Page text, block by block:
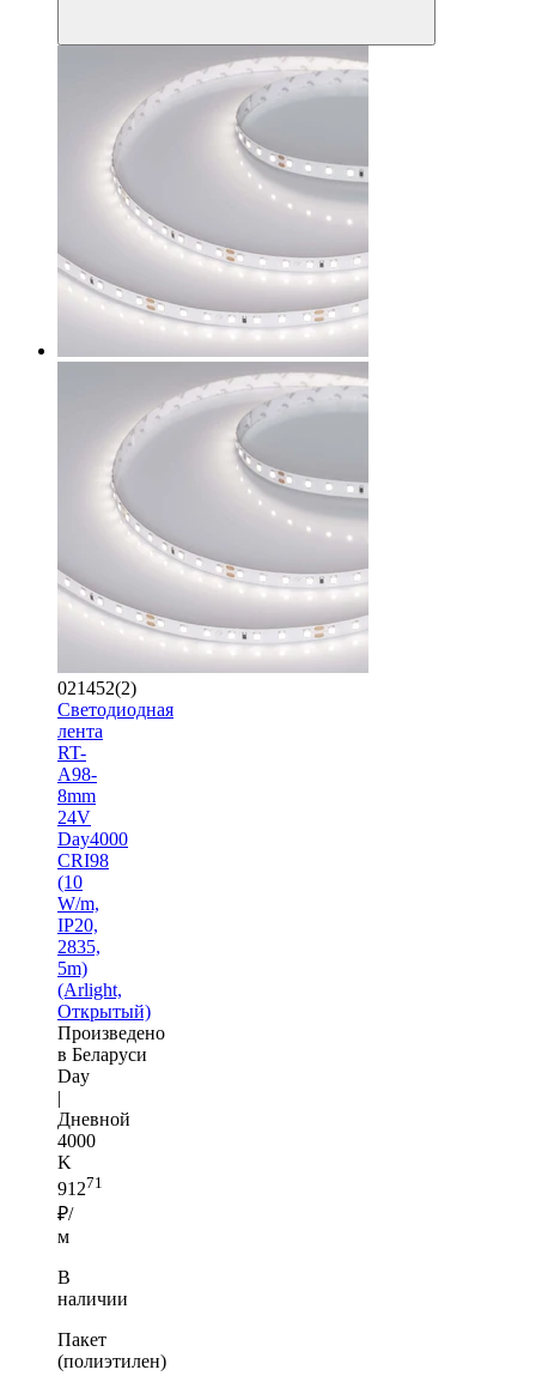
021452(2)
Светодиодная
лента
RT-
A98-
8mm
24V
Day4000
CRI98
(10
W/m,
IP20,
2835,
5m)
(Arlight,
Открытый)
Произведено
в Беларуси
Day
|
Дневной
4000
K
91271
₽/
м
В
наличии
Пакет
(полиэтилен)